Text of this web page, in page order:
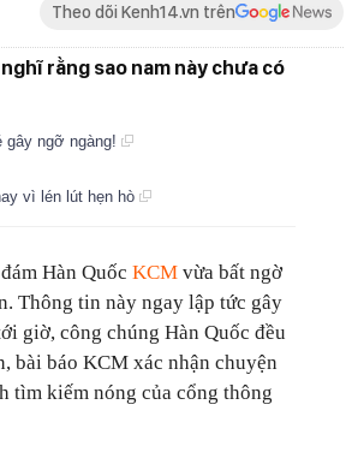
Theo dõi Kenh14.vn trên
rằng sao nam này chưa có
gây ngỡ ngàng!
vì lén lút hẹn hò
Hàn Quốc KCM vừa bất ngờ
Thông tin này ngay lập tức gây
giờ, công chúng Hàn Quốc đều
bài báo KCM xác nhận chuyện
tìm kiếm nóng của cổng thông